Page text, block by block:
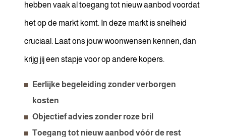
hebben vaak al toegang tot nieuw aanbod voordat
het op de markt komt. In deze markt is snelheid
cruciaal. Laat ons jouw woonwensen kennen, dan
krijg jij een stapje voor op andere kopers.
Eerlijke begeleiding zonder verborgen
kosten
Objectief advies zonder roze bril
Toegang tot nieuw aanbod vóór de rest